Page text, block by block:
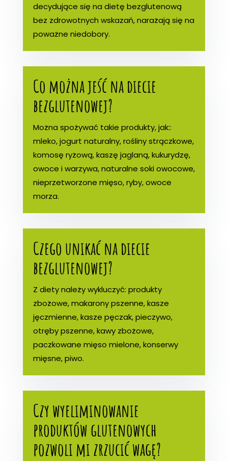
decydujące się na dietę bezglutenową
bez zdrowotnych wskazań, narażają się na
poważne niedobory.
Co można jeść na diecie
bezglutenowej?
Można spożywać takie produkty, jak::
mleko, jogurt naturalny, rośliny strączkowe,
komosę ryżową, kaszę jaglaną, kukurydzę,
owoce i warzywa, naturalne soki owocowe,
nieprzetworzone mięso, ryby, owoce
morza.
Czego unikać na diecie
bezglutenowej?
Z diety należy wykluczyć: produkty
zbożowe, makarony pszenne, kasze
jęczmienne, kasze pęczak, pieczywo,
otręby pszenne, kawy zbożowe,
paczkowane mięso mielone, konserwy
mięsne, piwo.
Czy wyeliminowanie
produktów glutenowych
pozwoli mi zrzucić wagę?